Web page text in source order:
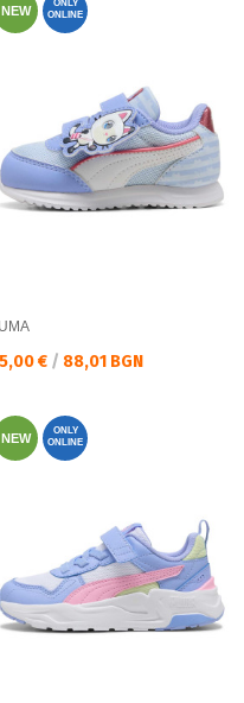
NEW
ONLY
ONLINE
цена:
€ / 88,01 BGN
NEW
ONLY
ONLINE